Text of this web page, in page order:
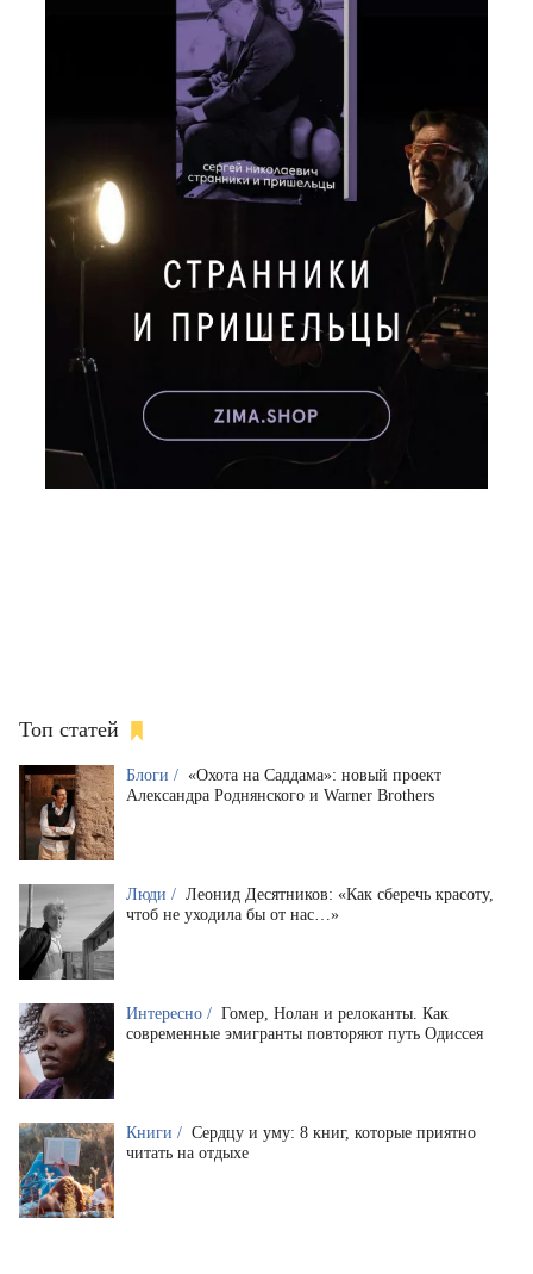
Топ статей
Блоги / «Охота на Саддама»: новый проект
Александра Роднянского и Warner Brothers
Люди / Леонид Десятников: «Как сберечь красоту,
чтоб не уходила бы от нас…»
Интересно / Гомер, Нолан и релоканты. Как
современные эмигранты повторяют путь Одиссея
Книги / Сердцу и уму: 8 книг, которые приятно
читать на отдыхе